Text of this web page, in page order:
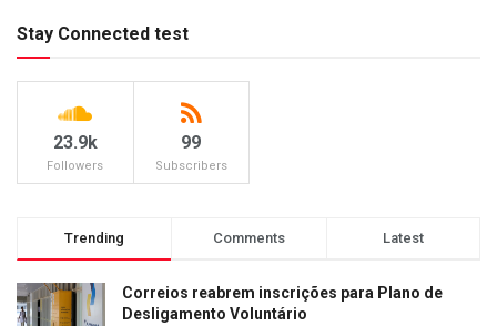
Stay Connected test
23.9k
Followers
99
Subscribers
Trending Comments Latest
Correios reabrem inscrições para Plano de
Desligamento Voluntário